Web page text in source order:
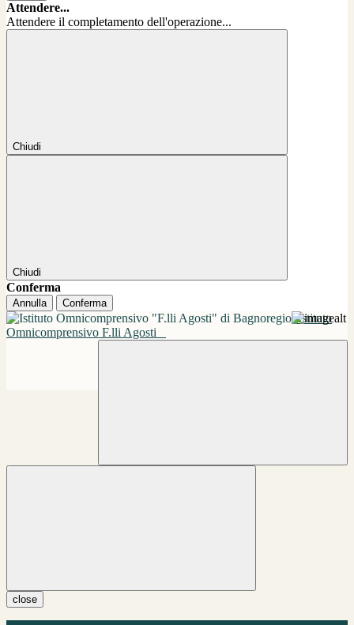
Attendere...
Attendere il completamento dell'operazione...
Chiudi
Chiudi
Conferma
Annulla Conferma
Istituto
Omnicomprensivo F.lli Agosti
close